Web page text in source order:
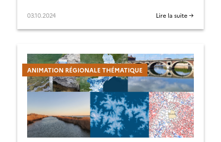
03.10.2024 Lire la suite →
ANIMATION RÉGIONALE THÉMATIQUE